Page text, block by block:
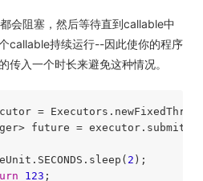
会阻塞，然后等待直到callable中
callable持续运行--因此使你的程序
传入一个时长来避免这种情况。
=
future =
2 );
123 ;